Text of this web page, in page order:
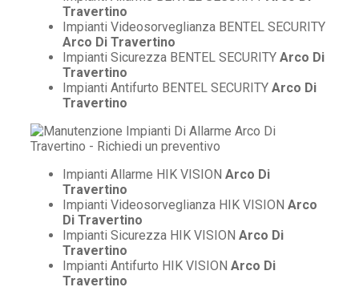
Travertino
Impianti Videosorveglianza BENTEL SECURITY
Arco Di Travertino
Impianti Sicurezza BENTEL SECURITY Arco Di
Travertino
Impianti Antifurto BENTEL SECURITY Arco Di
Travertino
Impianti Allarme HIK VISION Arco Di
Travertino
Impianti Videosorveglianza HIK VISION Arco
Di Travertino
Impianti Sicurezza HIK VISION Arco Di
Travertino
Impianti Antifurto HIK VISION Arco Di
Travertino